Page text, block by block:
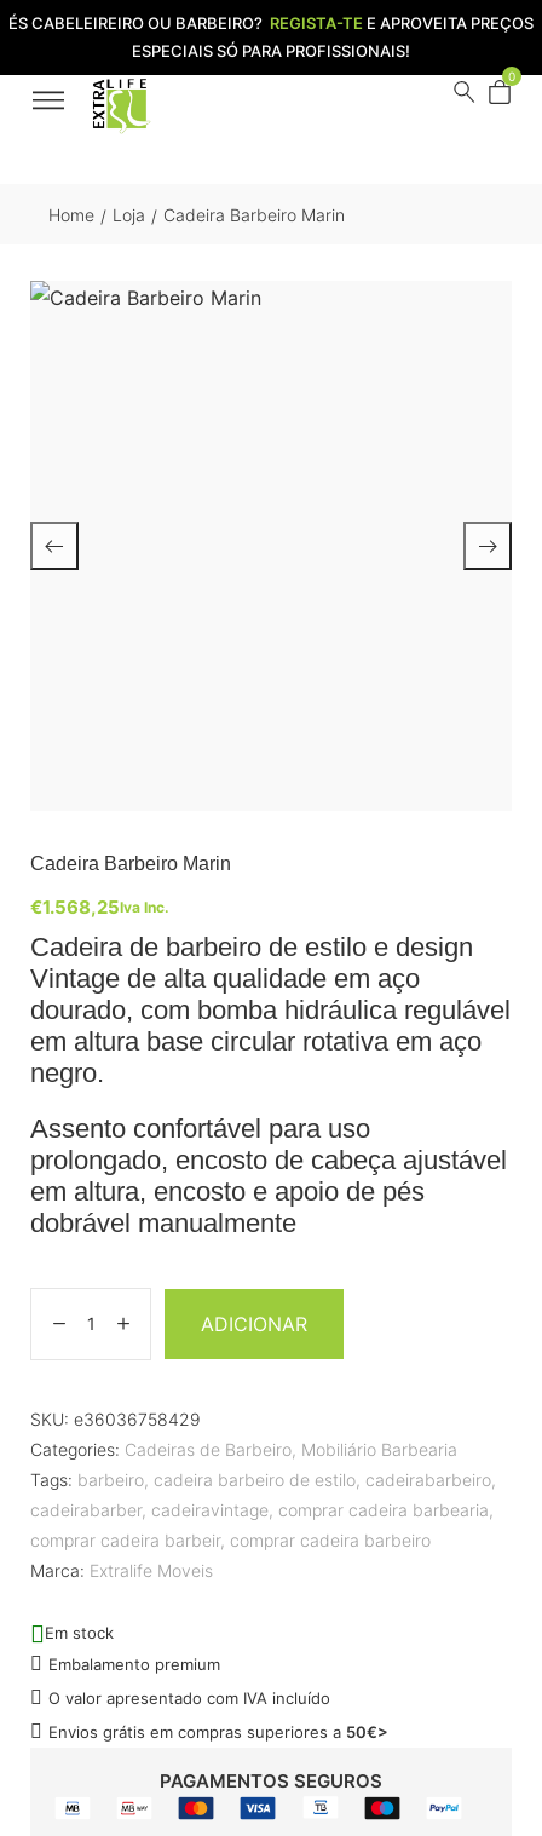
ÉS CABELEIREIRO OU BARBEIRO? REGISTA-TE E APROVEITA PREÇOS
ESPECIAIS SÓ PARA PROFISSIONAIS!
0
Home / Loja / Cadeira Barbeiro Marin
Cadeira Barbeiro Marin
€1.568,25Iva Inc.
Cadeira de barbeiro de estilo e design
Vintage de alta qualidade em aço
dourado, com bomba hidráulica regulável
em altura base circular rotativa em aço
negro.
Assento confortável para uso
prolongado, encosto de cabeça ajustável
em altura, encosto e apoio de pés
dobrável manualmente
ADICIONAR
SKU: e36036758429
Categories: Cadeiras de Barbeiro, Mobiliário Barbearia
Tags: barbeiro, cadeira barbeiro de estilo, cadeirabarbeiro,
cadeirabarber, cadeiravintage, comprar cadeira barbearia,
comprar cadeira barbeir, comprar cadeira barbeiro
Marca: Extralife Moveis
Em stock
Embalamento premium
O valor apresentado com IVA incluído
Envios grátis em compras superiores a 50€>
PAGAMENTOS SEGUROS